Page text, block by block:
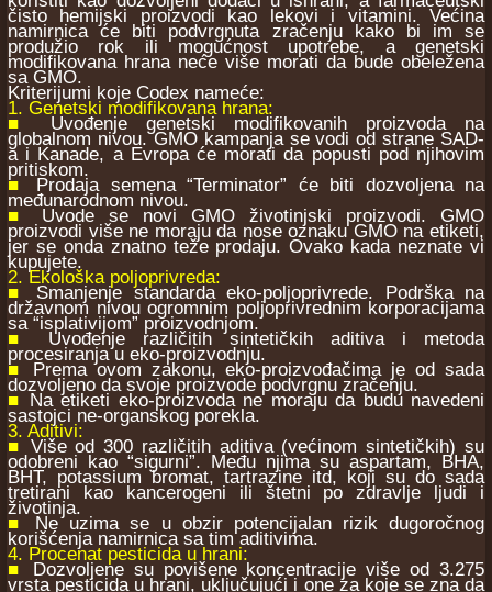
čisto hemijski proizvodi kao lekovi i vitamini. Većina
namirnica će biti podvrgnuta zračenju kako bi im se
produžio rok ili mogućnost upotrebe, a genetski
modifikovana hrana neće više morati da bude obeležena
sa GMO.
Kriterijumi koje Codex nameće:
1. Genetski modifikovana hrana:
■ Uvođenje genetski modifikovanih proizvoda na
globalnom nivou. GMO kampanja se vodi od strane SAD-
a i Kanade, a Evropa će morati da popusti pod njihovim
pritiskom.
■ Prodaja semena “Terminator” će biti dozvoljena na
međunarodnom nivou.
■ Uvode se novi GMO životinjski proizvodi. GMO
proizvodi više ne moraju da nose oznaku GMO na etiketi,
jer se onda znatno teže prodaju. Ovako kada neznate vi
kupujete.
2. Ekološka poljoprivreda:
■ Smanjenje standarda eko-poljoprivrede. Podrška na
državnom nivou ogromnim poljoprivrednim korporacijama
sa “isplativijom” proizvodnjom.
■ Uvođenje različitih sintetičkih aditiva i metoda
procesiranja u eko-proizvodnju.
■ Prema ovom zakonu, eko-proizvođačima je od sada
dozvoljeno da svoje proizvode podvrgnu zračenju.
■ Na etiketi eko-proizvoda ne moraju da budu navedeni
sastojci ne-organskog porekla.
3. Aditivi:
■ Više od 300 različitih aditiva (većinom sintetičkih) su
odobreni kao “sigurni”. Među njima su aspartam, BHA,
BHT, potassium bromat, tartrazine itd, koji su do sada
tretirani kao kancerogeni ili štetni po zdravlje ljudi i
životinja.
■ Ne uzima se u obzir potencijalan rizik dugoročnog
korišćenja namirnica sa tim aditivima.
4. Procenat pesticida u hrani:
■ Dozvoljene su povišene koncentracije više od 3.275
vrsta pesticida u hrani, uključujući i one za koje se zna da